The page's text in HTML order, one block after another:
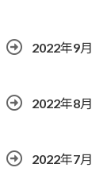
2022年9月
2022年8月
2022年7月